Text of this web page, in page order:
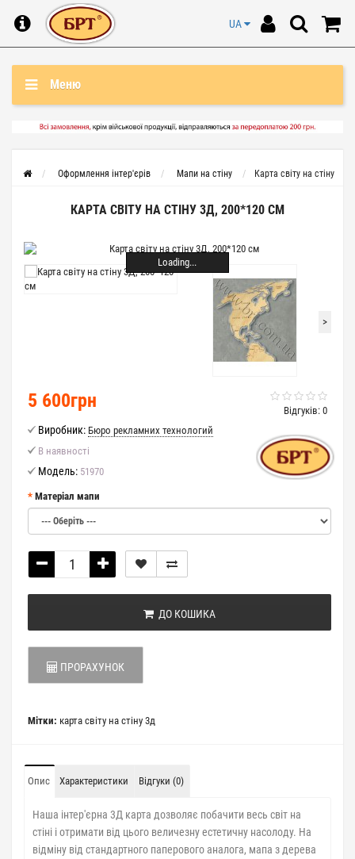
UA
Меню
Оформлення інтер'єрів Мапи на стіну Карта світу на стіну
КАРТА СВІТУ НА СТІНУ 3Д, 200*120 СМ
Loading...
>
Відгуків: 0
5 600грн
Виробник: Бюро рекламних технологий
В наявності
Модель: 51970
Матеріал мапи
ДО КОШИКА
ПРОРАХУНОК
Мітки: карта світу на стіну 3д
Опис Характеристики Відгуки (0)
Наша інтер'єрна 3Д карта дозволяє побачити весь світ на
стіні і отримати від цього величезну естетичну насолоду. На
відміну від стандартного паперового аналога, мапа з дерева